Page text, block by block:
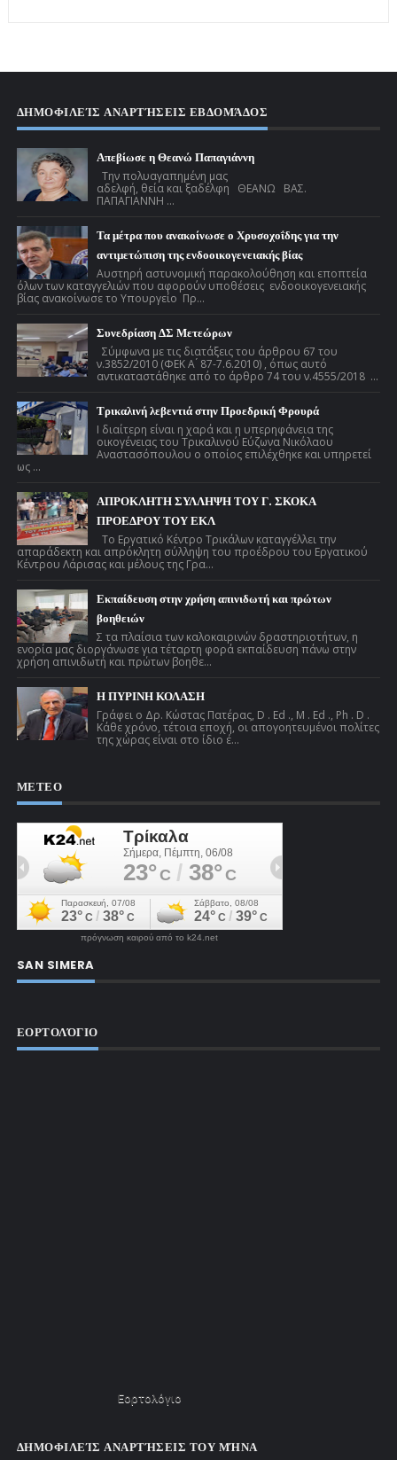
ΔΗΜΟΦΙΛΕΊΣ ΑΝΑΡΤΉΣΕΙΣ ΕΒΔΟΜΆΔΟΣ
Απεβίωσε η Θεανώ Παπαγιάννη
Την πολυαγαπημένη μας
αδελφή, θεία και ξαδέλφη ΘΕΑΝΩ ΒΑΣ.
ΠΑΠΑΓΙΑΝΝΗ ...
Τα μέτρα που ανακοίνωσε ο Χρυσοχοΐδης για την
αντιμετώπιση της ενδοοικογενειακής βίας
Αυστηρή αστυνομική παρακολούθηση και εποπτεία
όλων των καταγγελιών που αφορούν υποθέσεις ενδοοικογενειακής
βίας ανακοίνωσε το Υπουργείο Πρ...
Συνεδρίαση ΔΣ Μετεώρων
Σύμφωνα με τις διατάξεις του άρθρου 67 του
ν.3852/2010 (ΦΕΚ Α ́ 87-7.6.2010) , όπως αυτό
αντικαταστάθηκε από το άρθρο 74 του ν.4555/2018 ...
Τρικαλινή λεβεντιά στην Προεδρική Φρουρά
Ι διαίτερη είναι η χαρά και η υπερηφάνεια της
οικογένειας του Τρικαλινού Εύζωνα Νικόλαου
Αναστασόπουλου ο οποίος επιλέχθηκε και υπηρετεί
ως ...
ΑΠΡΟΚΛΗΤΗ ΣΥΛΛΗΨΗ ΤΟΥ Γ. ΣΚΟΚΑ
ΠΡΟΕΔΡΟΥ ΤΟΥ ΕΚΛ
Το Εργατικό Κέντρο Τρικάλων καταγγέλλει την
απαράδεκτη και απρόκλητη σύλληψη του προέδρου του Εργατικού
Κέντρου Λάρισας και μέλους της Γρα...
Εκπαίδευση στην χρήση απινιδωτή και πρώτων
βοηθειών
Σ τα πλαίσια των καλοκαιρινών δραστηριοτήτων, η
ενορία μας διοργάνωσε για τέταρτη φορά εκπαίδευση πάνω στην
χρήση απινιδωτή και πρώτων βοηθε...
Η ΠΥΡΙΝΗ ΚΟΛΑΣΗ
Γράφει ο Δρ. Κώστας Πατέρας, D . Ed ., M . Ed ., Ph . D .
Κάθε χρόνο, τέτοια εποχή, οι απογοητευμένοι πολίτες
της χώρας είναι στο ίδιο έ...
ΜΕΤΕΟ
πρόγνωση καιρού από το k24.net
SAN SIMERA
ΕΟΡΤΟΛΌΓΙΟ
Εορτολόγιο
ΔΗΜΟΦΙΛΕΊΣ ΑΝΑΡΤΉΣΕΙΣ ΤΟΥ ΜΉΝΑ